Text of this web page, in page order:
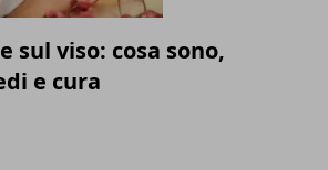
sul viso: cosa sono,
e cura